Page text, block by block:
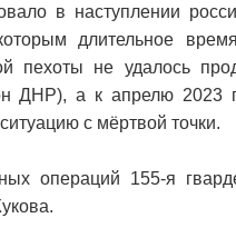
в наступлении
длительное
пехоты не удалось
ДНР), а к апрелю 2023
с мёртвой точки.
операций 155-я